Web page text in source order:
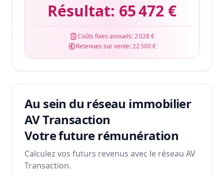
Résultat: 65 472 €
Coûts fixes annuels:2 028 €
Retenues sur vente:22 500 €
Au sein du réseau immobilier
AV Transaction
Votre future rémunération
Calculez vos futurs revenus avec le réseau AV
Transaction.